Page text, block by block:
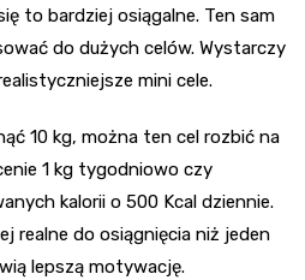
to bardziej osiągalne. Ten sam
do dużych celów. Wystarczy
mini cele.
10 kg, można ten cel rozbić na
1 kg tygodniowo czy
kalorii o 500 Kcal dziennie.
realne do osiągnięcia niż jeden
lepszą motywację.